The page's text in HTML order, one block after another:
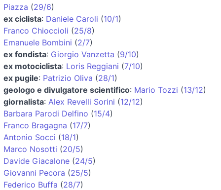
Piazza (29/6)
ex ciclista: Daniele Caroli (10/1)
Franco Chioccioli (25/8)
Emanuele Bombini (2/7)
ex fondista: Giorgio Vanzetta (9/10)
ex motociclista: Loris Reggiani (7/10)
ex pugile: Patrizio Oliva (28/1)
geologo e divulgatore scientifico: Mario Tozzi (13/12)
giornalista: Alex Revelli Sorini (12/12)
Barbara Parodi Delfino (15/4)
Franco Bragagna (17/7)
Antonio Socci (18/1)
Marco Nosotti (20/5)
Davide Giacalone (24/5)
Giovanni Pecora (25/5)
Federico Buffa (28/7)